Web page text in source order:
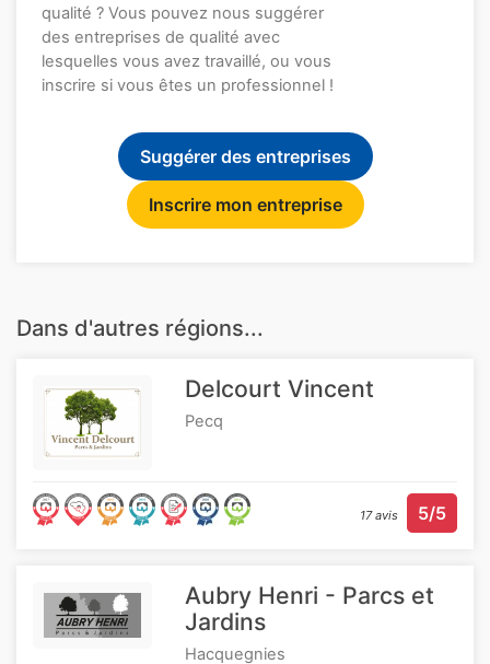
qualité ? Vous pouvez nous suggérer
des entreprises de qualité avec
lesquelles vous avez travaillé, ou vous
inscrire si vous êtes un professionnel !
Suggérer des entreprises
Inscrire mon entreprise
Dans d'autres régions...
Delcourt Vincent
Pecq
17 avis 5/5
Aubry Henri - Parcs et
Jardins
Hacquegnies